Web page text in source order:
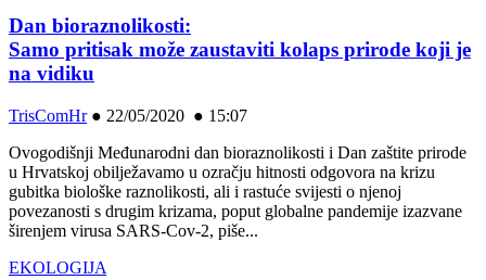
Dan bioraznolikosti:
Samo pritisak može zaustaviti kolaps prirode koji je
na vidiku
TrisComHr● 22/05/2020 ● 15:07
Ovogodišnji Međunarodni dan bioraznolikosti i Dan zaštite prirode
u Hrvatskoj obilježavamo u ozračju hitnosti odgovora na krizu
gubitka biološke raznolikosti, ali i rastuće svijesti o njenoj
povezanosti s drugim krizama, poput globalne pandemije izazvane
širenjem virusa SARS-Cov-2, piše...
EKOLOGIJA